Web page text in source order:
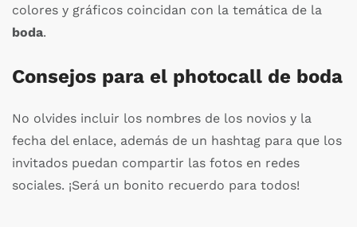
colores y gráficos coincidan con la temática de la
boda.
Consejos para el photocall de boda
No olvides incluir los nombres de los novios y la
fecha del enlace, además de un hashtag para que los
invitados puedan compartir las fotos en redes
sociales. ¡Será un bonito recuerdo para todos!